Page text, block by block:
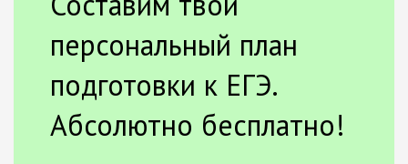
персональный план
подготовки к ЕГЭ.
Абсолютно бесплатно!